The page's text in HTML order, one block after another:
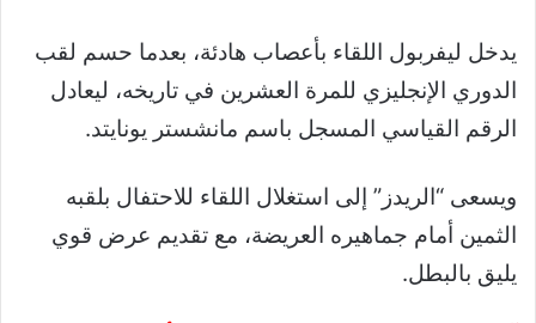
يدخل ليفربول اللقاء بأعصاب هادئة، بعدما حسم لقب
الدوري الإنجليزي للمرة العشرين في تاريخه، ليعادل
الرقم القياسي المسجل باسم مانشستر يونايتد.
ويسعى “الريدز” إلى استغلال اللقاء للاحتفال بلقبه
الثمين أمام جماهيره العريضة، مع تقديم عرض قوي
يليق بالبطل.